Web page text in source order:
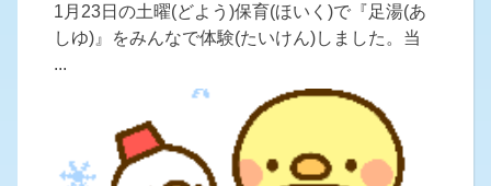
1月23日の土曜(どよう)保育(ほいく)で『足湯(あ
しゆ)』をみんなで体験(たいけん)しました。当
...